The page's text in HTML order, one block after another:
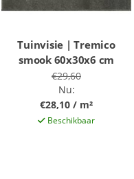
Tuinvisie | Tremico
smook 60x30x6 cm
€29,60
Nu:
€28,10 / m²
Beschikbaar